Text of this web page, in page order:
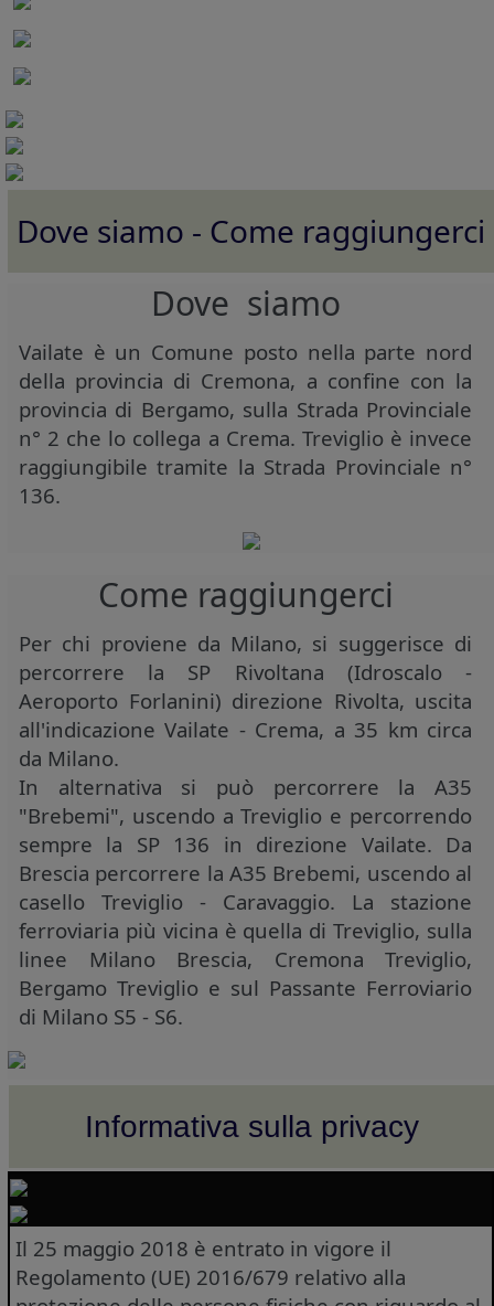
Dove siamo - Come raggiungerci
Dove siamo
Vailate è un Comune posto nella parte nord
della provincia di Cremona, a confine con la
provincia di Bergamo, sulla Strada Provinciale
n° 2 che lo collega a Crema. Treviglio è invece
raggiungibile tramite la Strada Provinciale n°
136.
Come raggiungerci
Per chi proviene da Milano, si suggerisce di
percorrere la SP Rivoltana (Idroscalo -
Aeroporto Forlanini) direzione Rivolta, uscita
all'indicazione Vailate - Crema, a 35 km circa
da Milano.
In alternativa si può percorrere la A35
"Brebemi", uscendo a Treviglio e percorrendo
sempre la SP 136 in direzione Vailate. Da
Brescia percorrere la A35 Brebemi, uscendo al
casello Treviglio - Caravaggio. La stazione
ferroviaria più vicina è quella di Treviglio, sulla
linee Milano Brescia, Cremona Treviglio,
Bergamo Treviglio e sul Passante Ferroviario
di Milano S5 - S6.
Informativa sulla privacy
Il 25 maggio 2018 è entrato in vigore il
Regolamento (UE) 2016/679 relativo alla